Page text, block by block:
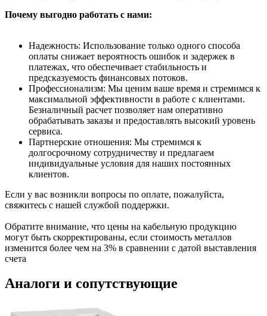
Почему выгодно работать с нами:
Надежность: Использование только одного способа
оплаты снижает вероятность ошибок и задержек в
платежах, что обеспечивает стабильность и
предсказуемость финансовых потоков.
Профессионализм: Мы ценим ваше время и стремимся к
максимальной эффективности в работе с клиентами.
Безналичный расчет позволяет нам оперативно
обрабатывать заказы и предоставлять высокий уровень
сервиса.
Партнерские отношения: Мы стремимся к
долгосрочному сотрудничеству и предлагаем
индивидуальные условия для наших постоянных
клиентов.
Если у вас возникли вопросы по оплате, пожалуйста,
свяжитесь с нашей службой поддержки.
Обратите внимание, что цены на кабельную продукцию
могут быть скорректированы, если стоимость металлов
изменится более чем на 3% в сравнении с датой выставления
счета
Аналоги и сопутствующие